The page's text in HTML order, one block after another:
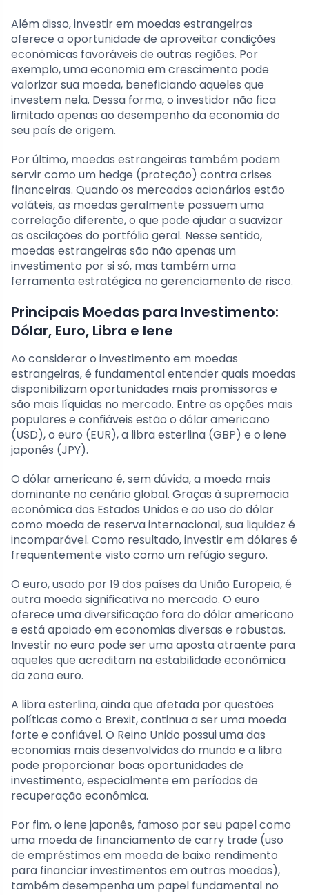
Além disso, investir em moedas estrangeiras
oferece a oportunidade de aproveitar condições
econômicas favoráveis de outras regiões. Por
exemplo, uma economia em crescimento pode
valorizar sua moeda, beneficiando aqueles que
investem nela. Dessa forma, o investidor não fica
limitado apenas ao desempenho da economia do
seu país de origem.
Por último, moedas estrangeiras também podem
servir como um hedge (proteção) contra crises
financeiras. Quando os mercados acionários estão
voláteis, as moedas geralmente possuem uma
correlação diferente, o que pode ajudar a suavizar
as oscilações do portfólio geral. Nesse sentido,
moedas estrangeiras são não apenas um
investimento por si só, mas também uma
ferramenta estratégica no gerenciamento de risco.
Principais Moedas para Investimento:
Dólar, Euro, Libra e Iene
Ao considerar o investimento em moedas
estrangeiras, é fundamental entender quais moedas
disponibilizam oportunidades mais promissoras e
são mais líquidas no mercado. Entre as opções mais
populares e confiáveis estão o dólar americano
(USD), o euro (EUR), a libra esterlina (GBP) e o iene
japonês (JPY).
O dólar americano é, sem dúvida, a moeda mais
dominante no cenário global. Graças à supremacia
econômica dos Estados Unidos e ao uso do dólar
como moeda de reserva internacional, sua liquidez é
incomparável. Como resultado, investir em dólares é
frequentemente visto como um refúgio seguro.
O euro, usado por 19 dos países da União Europeia, é
outra moeda significativa no mercado. O euro
oferece uma diversificação fora do dólar americano
e está apoiado em economias diversas e robustas.
Investir no euro pode ser uma aposta atraente para
aqueles que acreditam na estabilidade econômica
da zona euro.
A libra esterlina, ainda que afetada por questões
políticas como o Brexit, continua a ser uma moeda
forte e confiável. O Reino Unido possui uma das
economias mais desenvolvidas do mundo e a libra
pode proporcionar boas oportunidades de
investimento, especialmente em períodos de
recuperação econômica.
Por fim, o iene japonês, famoso por seu papel como
uma moeda de financiamento de carry trade (uso
de empréstimos em moeda de baixo rendimento
para financiar investimentos em outras moedas),
também desempenha um papel fundamental no